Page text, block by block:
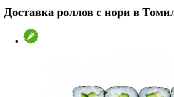
Доставка роллов с нори в